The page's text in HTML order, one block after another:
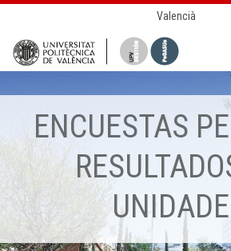
Valencià
ENCUESTAS